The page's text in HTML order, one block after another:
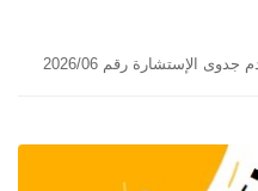
الإستشارة رقم 2026/06